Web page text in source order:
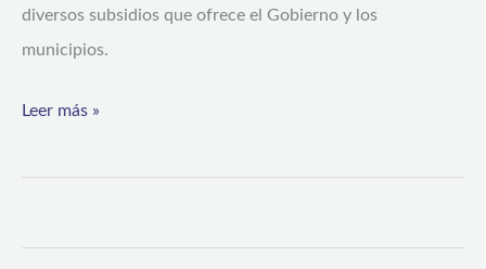
diversos subsidios que ofrece el Gobierno y los
municipios.
Leer más »